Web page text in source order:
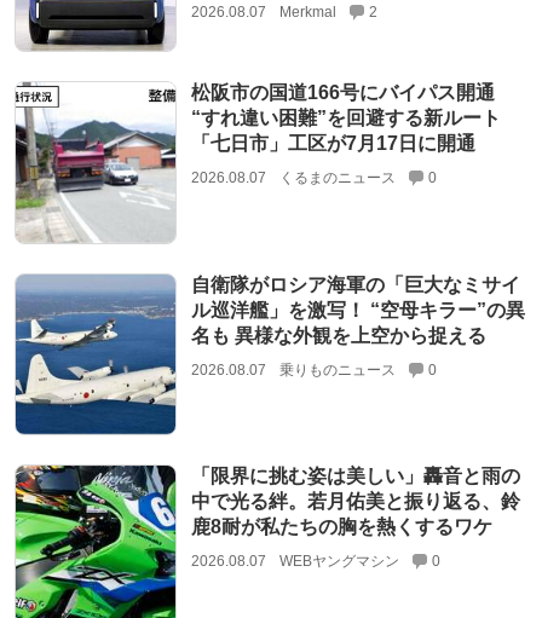
2026.08.07 Merkmal 2
松阪市の国道166号にバイパス開通
“すれ違い困難”を回避する新ルート
「七日市」工区が7月17日に開通
2026.08.07 くるまのニュース 0
自衛隊がロシア海軍の「巨大なミサイ
ル巡洋艦」を激写！ “空母キラー”の異
名も 異様な外観を上空から捉える
2026.08.07 乗りものニュース 0
「限界に挑む姿は美しい」轟音と雨の
中で光る絆。若月佑美と振り返る、鈴
鹿8耐が私たちの胸を熱くするワケ
2026.08.07 WEBヤングマシン 0